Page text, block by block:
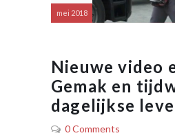
mei 2018
Nieuwe video
Gemak en
dagelijkse
0 Comments